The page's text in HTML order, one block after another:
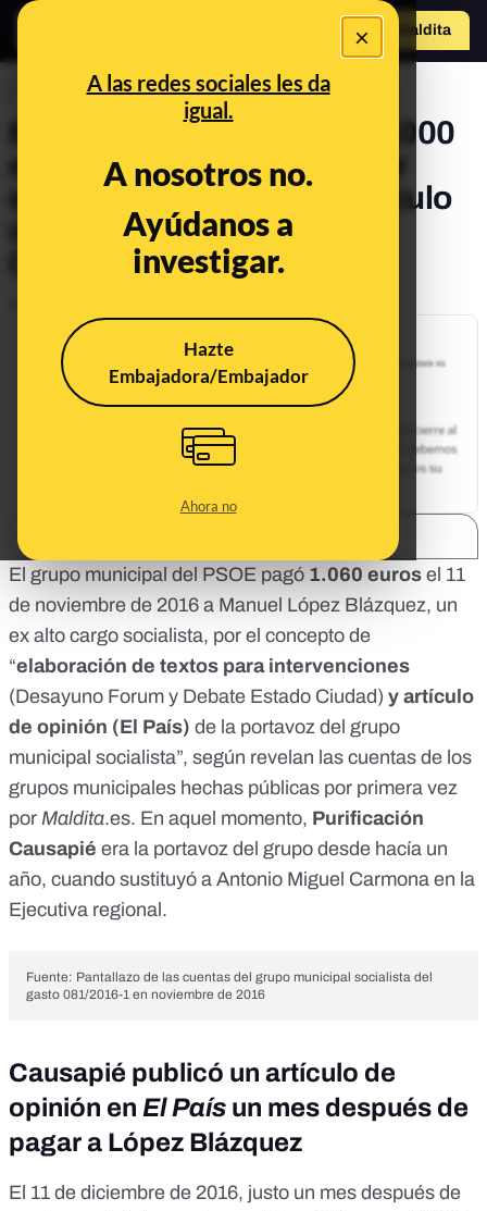
×
A las redes sociales les da
igual.
A nosotros no.
Ayúdanos a
investigar.
Hazte
Embajadora/Embajador
Ahora no
Hazte Maldito
CONTROL DEL PODER
El PSOE madrileño pagó 1.000
euros a un ex alto cargo por
escribir discursos y un artículo
de opinión firmados por
Causapié
El grupo municipal del PSOE pagó 1.060 euros el 11
de noviembre de 2016 a Manuel López Blázquez, un
ex alto cargo socialista, por el concepto de
“elaboración de textos para intervenciones
(Desayuno Forum y Debate Estado Ciudad) y artículo
de opinión (El País) de la portavoz del grupo
municipal socialista”, según revelan las cuentas de los
grupos municipales hechas públicas por primera vez
por Maldita.es. En aquel momento, Purificación
Causapié era la portavoz del grupo desde hacía un
año, cuando sustituyó a Antonio Miguel Carmona en la
Ejecutiva regional .
Fuente: Pantallazo de las cuentas del grupo municipal socialista del
gasto 081/2016-1 en noviembre de 2016
Causapié publicó un artículo de
opinión en El País un mes después de
pagar a López Blázquez
El 11 de diciembre de 2016, justo un mes después de